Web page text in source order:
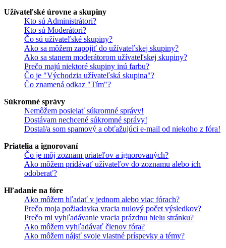
Užívateľské úrovne a skupiny
Kto sú Administrátori?
Kto sú Moderátori?
Čo sú užívateľské skupiny?
Ako sa môžem zapojiť do užívateľskej skupiny?
Ako sa stanem moderátorom užívateľskej skupiny?
Prečo majú niektoré skupiny inú farbu?
Čo je "Východzia užívateľská skupina"?
Čo znamená odkaz "Tím"?
Súkromné správy
Nemôžem posielať súkromné správy!
Dostávam nechcené súkromné správy!
Dostal/a som spamový a obťažujúci e-mail od niekoho z fóra!
Priatelia a ignorovaní
Čo je môj zoznam priateľov a ignorovaných?
Ako môžem pridávať užívateľov do zoznamu alebo ich
odoberať?
Hľadanie na fóre
Ako môžem hľadať v jednom alebo viac fórach?
Prečo moja požiadavka vracia nulový počet výsledkov?
Prečo mi vyhľadávanie vracia prázdnu bielu stránku?
Ako môžem vyhľadávať členov fóra?
Ako môžem nájsť svoje vlastné príspevky a témy?